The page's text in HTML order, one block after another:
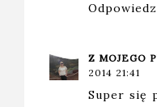
Odpowiedz
Z MOJEGO
2014 21:41
Super się